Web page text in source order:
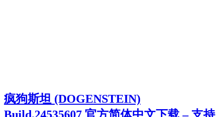
疯狗斯坦 (DOGENSTEIN)